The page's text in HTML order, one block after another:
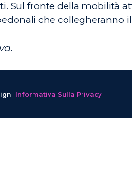
Sul fronte della mobilità
che collegheranno
Informativa Sulla Privacy